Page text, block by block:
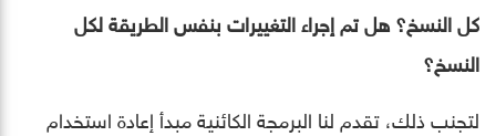
كل النسخ؟ هل تم إجراء التغييرات بنفس الطريقة لكل
النسخ؟
لتجنب ذلك، تقدم لنا البرمجة الكائنية مبدأ إعادة استخدام